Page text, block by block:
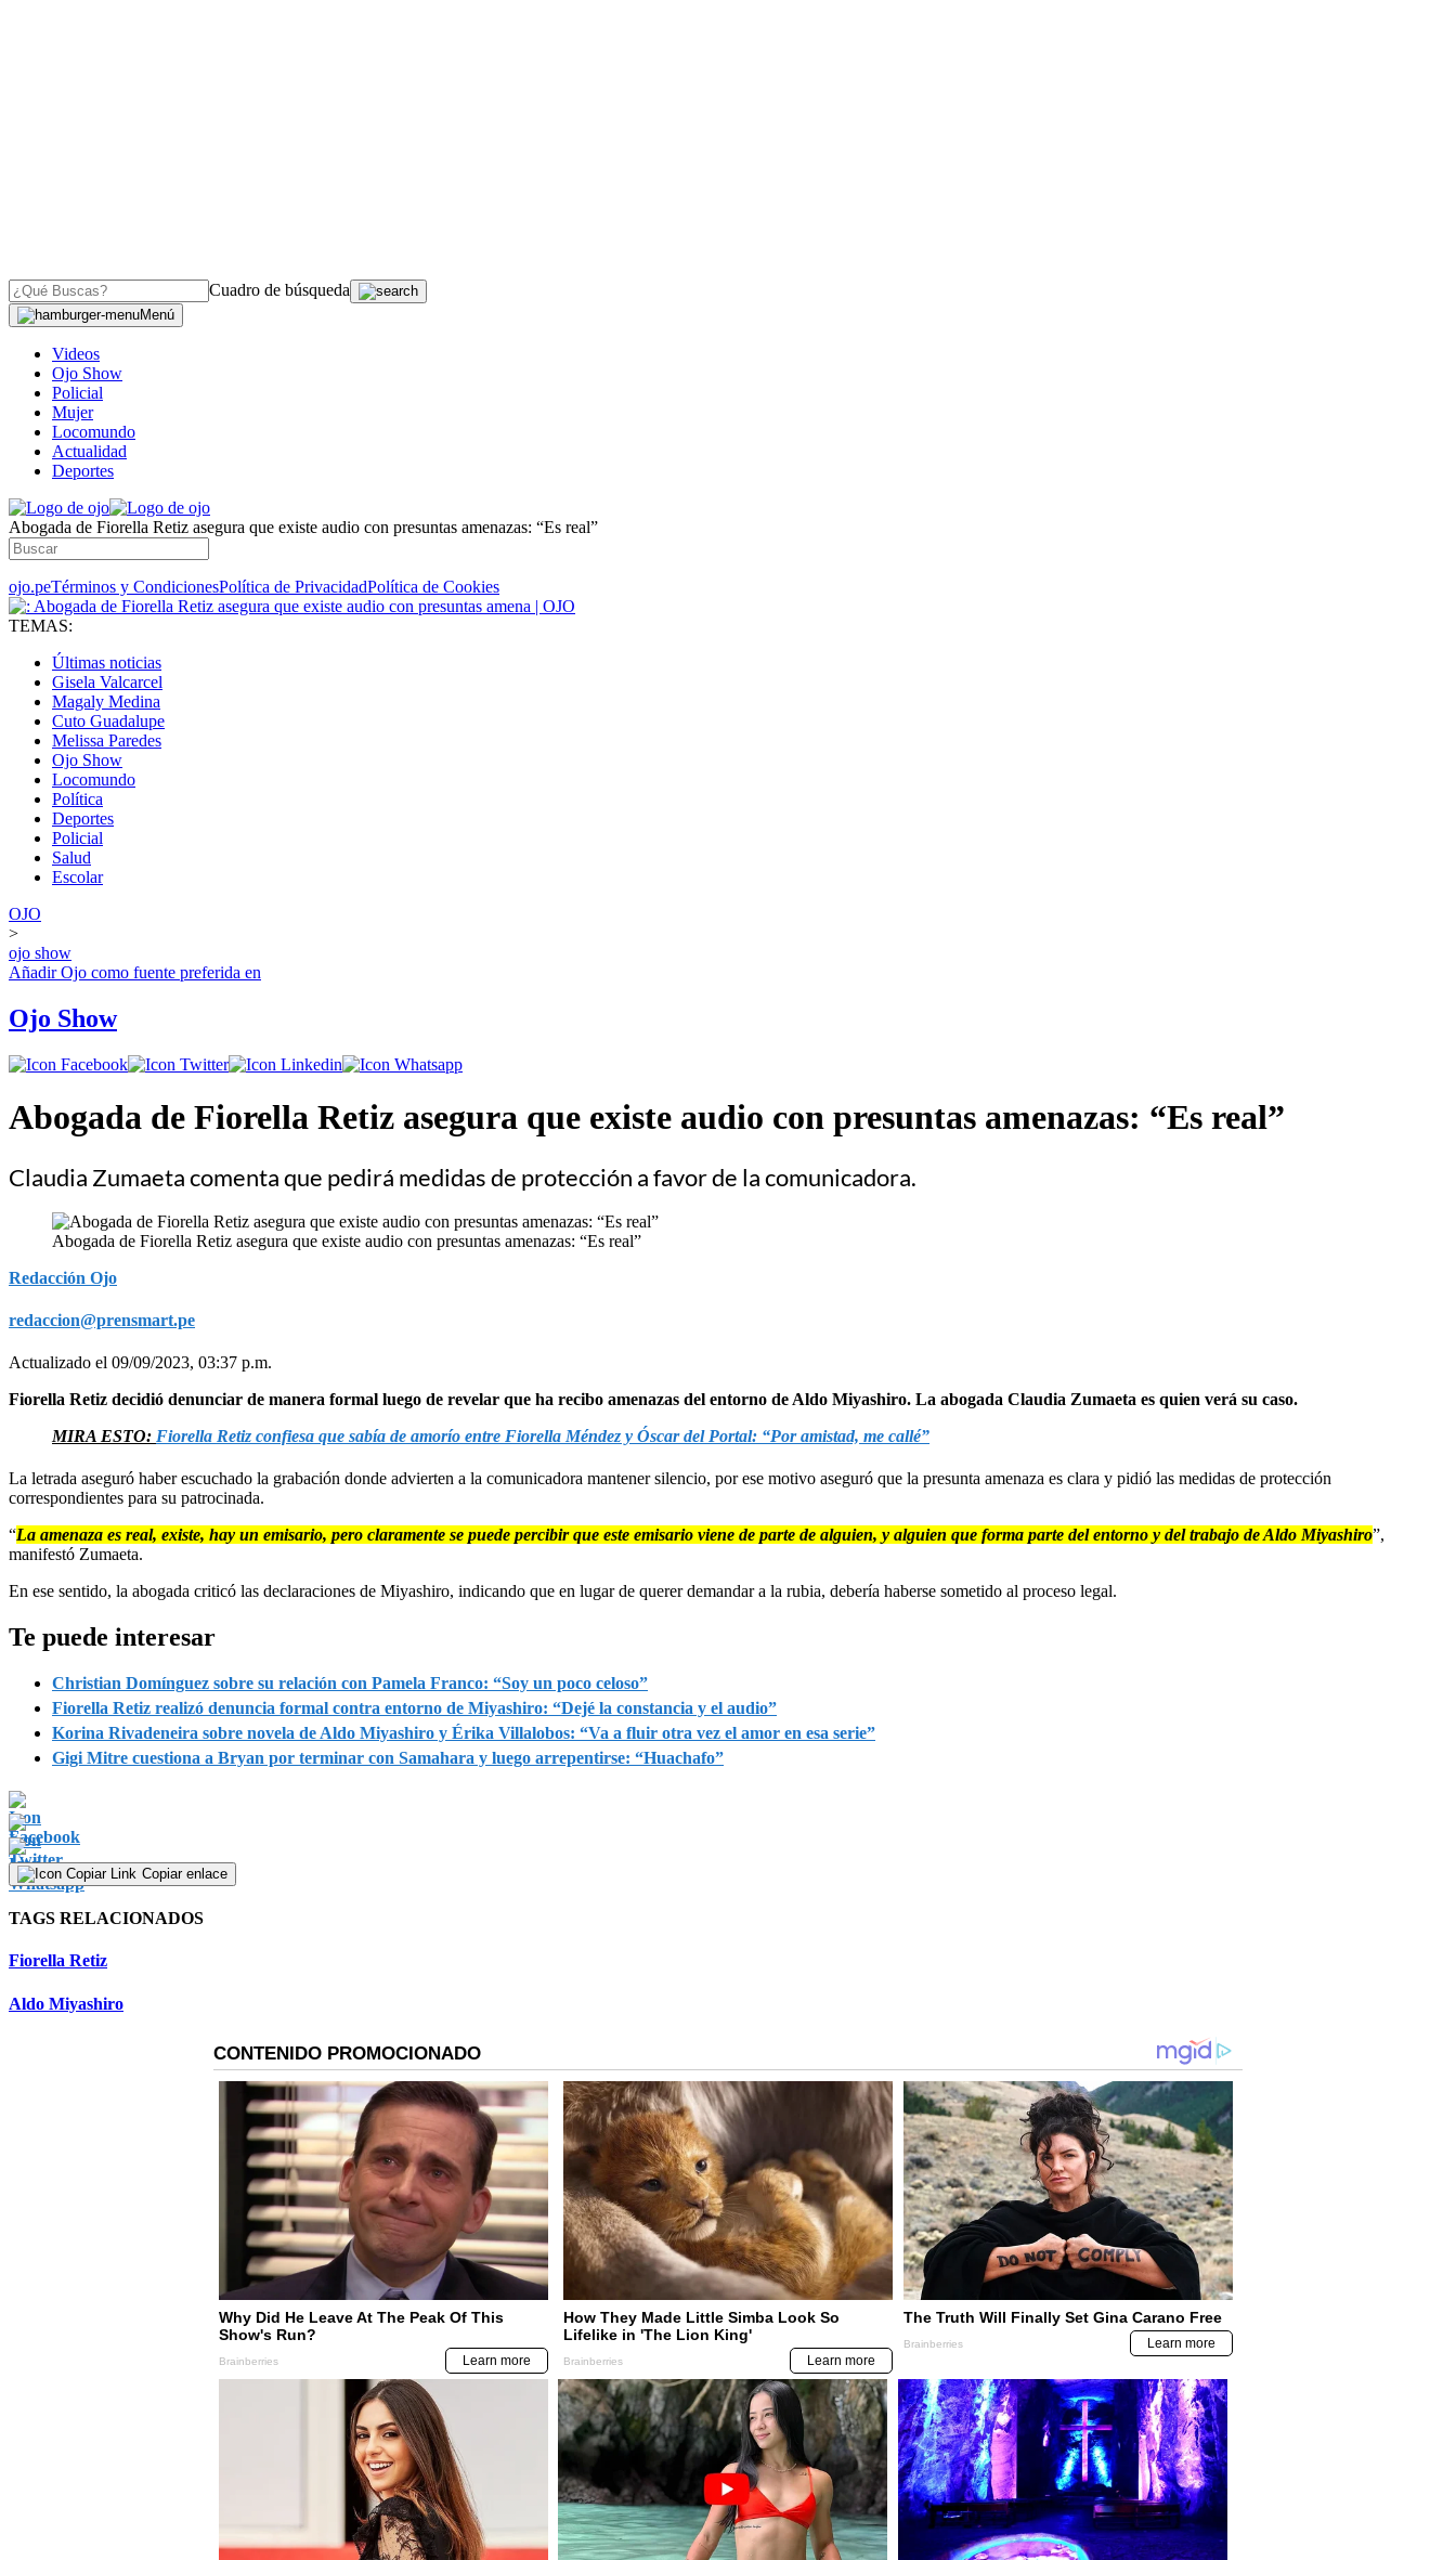
Cuadro de búsqueda
Menú
Videos
Ojo Show
Policial
Mujer
Locomundo
Actualidad
Deportes
Abogada de Fiorella Retiz asegura que existe audio con presuntas amenazas: “Es real”
ojo.peTérminos y CondicionesPolítica de PrivacidadPolítica de Cookies
TEMAS:
Últimas noticias
Gisela Valcarcel
Magaly Medina
Cuto Guadalupe
Melissa Paredes
Ojo Show
Locomundo
Política
Deportes
Policial
Salud
Escolar
OJO
>
ojo show
AñadirOjo como fuente preferida en
Ojo Show
Abogada de Fiorella Retiz asegura que existe audio con presuntas amenazas: “Es real”
Claudia Zumaeta comenta que pedirá medidas de protección a favor de la comunicadora.
Abogada de Fiorella Retiz asegura que existe audio con presuntas amenazas: “Es real”
Redacción Ojo
redaccion@prensmart.pe
Actualizado el 09/09/2023, 03:37 p.m.
Fiorella Retiz decidió denunciar de manera formal luego de revelar que ha recibo amenazas del entorno de Aldo Miyashiro. La abogada Claudia Zumaeta es quien verá su caso.
MIRA ESTO: Fiorella Retiz confiesa que sabía de amorío entre Fiorella Méndez y Óscar del Portal: “Por amistad, me callé”
La letrada aseguró haber escuchado la grabación donde advierten a la comunicadora mantener silencio, por ese motivo aseguró que la presunta amenaza es clara y pidió las medidas de protección
correspondientes para su patrocinada.
“La amenaza es real, existe, hay un emisario, pero claramente se puede percibir que este emisario viene de parte de alguien, y alguien que forma parte del entorno y del trabajo de Aldo Miyashiro”,
manifestó Zumaeta.
En ese sentido, la abogada criticó las declaraciones de Miyashiro, indicando que en lugar de querer demandar a la rubia, debería haberse sometido al proceso legal.
Te puede interesar
Christian Domínguez sobre su relación con Pamela Franco: “Soy un poco celoso”
Fiorella Retiz realizó denuncia formal contra entorno de Miyashiro: “Dejé la constancia y el audio”
Korina Rivadeneira sobre novela de Aldo Miyashiro y Érika Villalobos: “Va a fluir otra vez el amor en esa serie”
Gigi Mitre cuestiona a Bryan por terminar con Samahara y luego arrepentirse: “Huachafo”
Copiar enlace
TAGS RELACIONADOS
Fiorella Retiz
Aldo Miyashiro